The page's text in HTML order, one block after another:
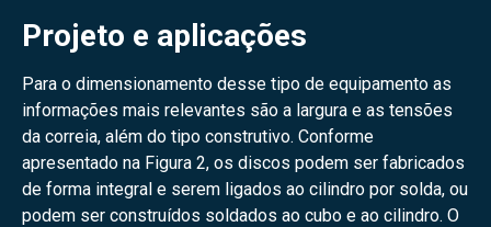
Projeto e aplicações
Para o dimensionamento desse tipo de equipamento as
informações mais relevantes são a largura e as tensões
da correia, além do tipo construtivo. Conforme
apresentado na Figura 2, os discos podem ser fabricados
de forma integral e serem ligados ao cilindro por solda, ou
podem ser construídos soldados ao cubo e ao cilindro. O